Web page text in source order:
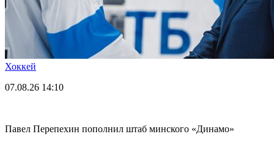
Хоккей
07.08.26 14:10
Павел Перепехин пополнил штаб минского «Динамо»